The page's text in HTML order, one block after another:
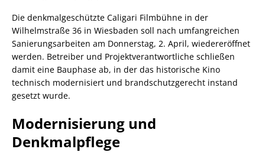
Die denkmalgeschützte Caligari Filmbühne in der
Wilhelmstraße 36 in Wiesbaden soll nach umfangreichen
Sanierungsarbeiten am Donnerstag, 2. April, wiedereröffnet
werden. Betreiber und Projektverantwortliche schließen
damit eine Bauphase ab, in der das historische Kino
technisch modernisiert und brandschutzgerecht instand
gesetzt wurde.
Modernisierung und
Denkmalpflege